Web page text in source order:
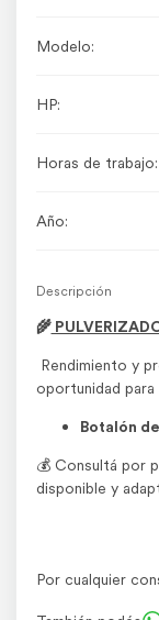
Modelo:
HP:
Horas de trabajo:
Año:
Descripción
🌾
Rendimiento y
oportunidad para
Botalón
💰 Consultá por
disponible y
Por cualquier